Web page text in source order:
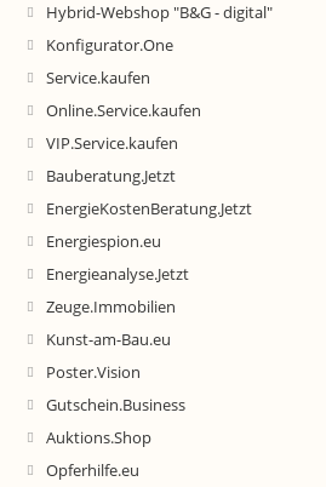
Hybrid-Webshop "B&G - digital"
Konfigurator.One
Service.kaufen
Online.Service.kaufen
VIP.Service.kaufen
Bauberatung.Jetzt
EnergieKostenBeratung.Jetzt
Energiespion.eu
Energieanalyse.Jetzt
Zeuge.Immobilien
Kunst-am-Bau.eu
Poster.Vision
Gutschein.Business
Auktions.Shop
Opferhilfe.eu